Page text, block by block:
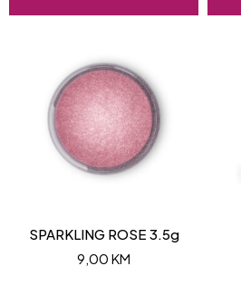
SPARKLING ROSE 3.5g
9,00 KM